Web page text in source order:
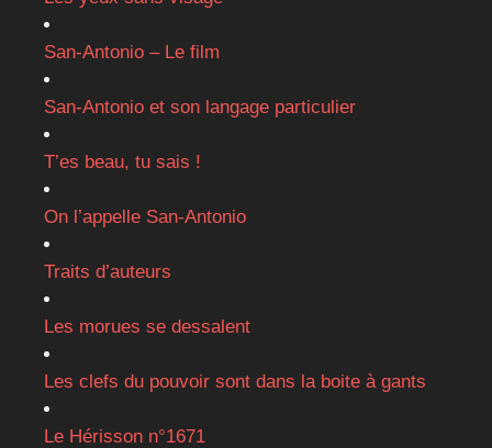
San-Antonio – Le film
San-Antonio et son langage particulier
T’es beau, tu sais !
On l’appelle San-Antonio
Traits d’auteurs
Les morues se dessalent
Les clefs du pouvoir sont dans la boite à gants
Le Hérisson n°1671